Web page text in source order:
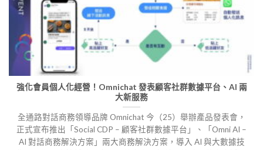
強化會員個人化經營！Omnichat 發表顧客社群數據平台、AI 兩
大新服務
全通路對話商務領導品牌 Omnichat 今（25）舉辦產品發表會，
正式宣布推出「Social CDP – 顧客社群數據平台」、「Omni AI –
AI 對話商務解決方案」兩大商務解決方案，導入 AI 與大數據技